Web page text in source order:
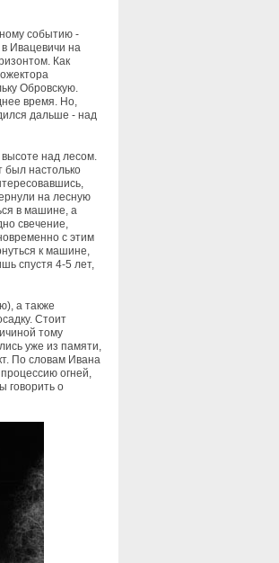
событию -
Ивацевичи на
Как
Обровскую.
время. Но,
дальше - над
над лесом.
был настолько
на лесную
в машине, а
свечение,
с этим
к машине,
спустя 4-5 лет,
а также
Стоит
тому
уже из памяти,
По словам Ивана
огней,
говорить о